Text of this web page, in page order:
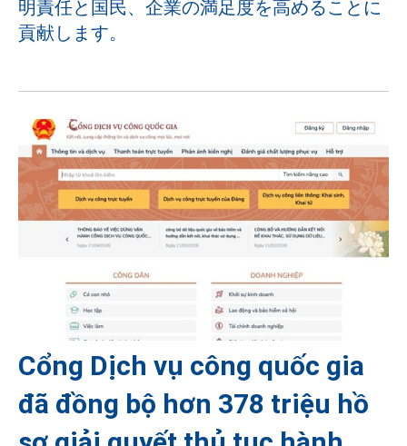
明責任と国民、企業の満足度を高めることに
貢献します。
Cổng Dịch vụ công quốc gia
đã đồng bộ hơn 378 triệu hồ